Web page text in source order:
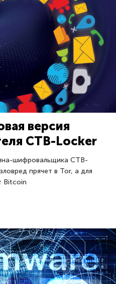
версия
CTB-Locker
шифровальщика CTB-
прячет в Tor, а для
Bitcoin